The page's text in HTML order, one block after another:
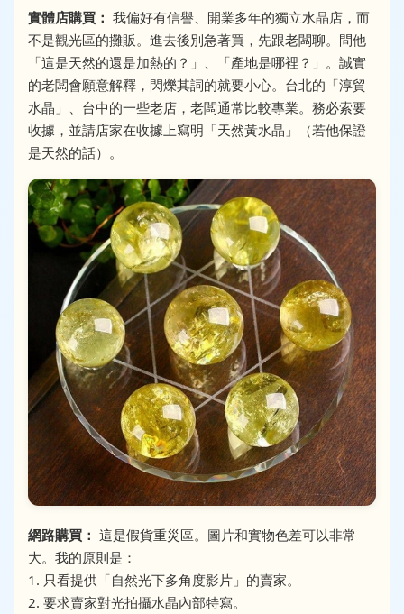
實體店購買： 我偏好有信譽、開業多年的獨立水晶店，而
不是觀光區的攤販。進去後別急著買，先跟老闆聊。問他
「這是天然的還是加熱的？」、「產地是哪裡？」。誠實
的老闆會願意解釋，閃爍其詞的就要小心。台北的「淳貿
水晶」、台中的一些老店，老闆通常比較專業。務必索要
收據，並請店家在收據上寫明「天然黃水晶」（若他保證
是天然的話）。
網路購買： 這是假貨重災區。圖片和實物色差可以非常
大。我的原則是：
1. 只看提供「自然光下多角度影片」的賣家。
2. 要求賣家對光拍攝水晶內部特寫。